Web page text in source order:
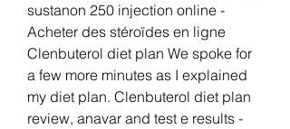
sustanon 250 injection online -
Acheter des stéroïdes en ligne
Clenbuterol diet plan We spoke for
a few more minutes as I explained
my diet plan. Clenbuterol diet plan
review, anavar and test e results -